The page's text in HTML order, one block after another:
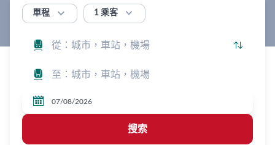
單程  1 乘客 
 


搜索